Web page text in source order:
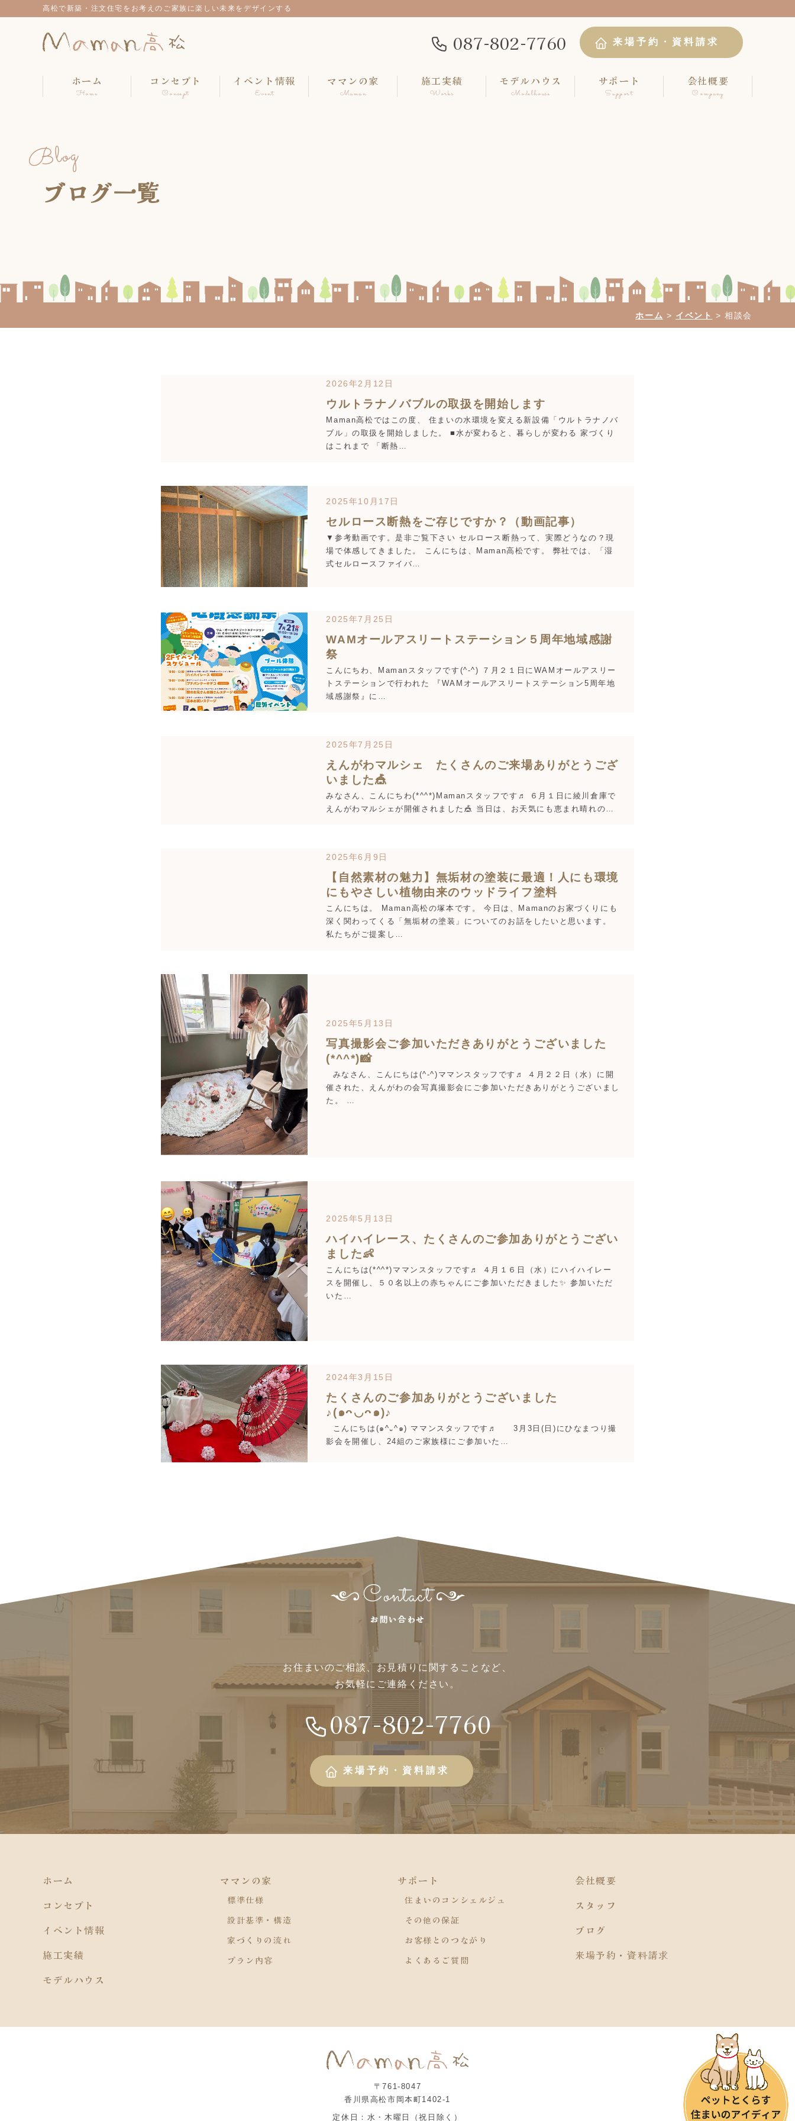
高松で新築・注文住宅をお考えのご家族に楽しい未来をデザインする
087-802-7760 来場予約・資料請求
ホーム
Home
コンセプト
Concept
イベント情報
Event
ママンの家
Maman
施工実績
Works
モデルハウス
Modelhouse
サポート
Support
会社概要
Company
ブログ一覧
Blog
ホーム > イベント >相談会
2026年2月12日
ウルトラナノバブルの取扱を開始します
Maman高松ではこの度、 住まいの水環境を変える新設備「ウルトラナノバ
ブル」の取扱を開始しました。 ■水が変わると、暮らしが変わる 家づくり
はこれまで 「断熱…
2025年10月17日
セルロース断熱をご存じですか？（動画記事）
▼参考動画です。是非ご覧下さい セルロース断熱って、実際どうなの？現
場で体感してきました。 こんにちは、Maman高松です。 弊社では、「湿
式セルロースファイバ…
2025年7月25日
WAMオールアスリートステーション５周年地域感謝
祭
こんにちわ、Mamanスタッフです(^-^) ７月２１日にWAMオールアスリー
トステーションで行われた 『WAMオールアスリートステーション5周年地
域感謝祭』に…
2025年7月25日
えんがわマルシェ たくさんのご来場ありがとうござ
いました🎪
みなさん、こんにちわ(*^^*)Mamanスタッフです♬ ６月１日に綾川倉庫で
えんがわマルシェが開催されました🎪 当日は、お天気にも恵まれ晴れの…
2025年6月9日
【自然素材の魅力】無垢材の塗装に最適！人にも環境
にもやさしい植物由来のウッドライフ塗料
こんにちは。 Maman高松の塚本です。 今日は、Mamanのお家づくりにも
深く関わってくる「無垢材の塗装」についてのお話をしたいと思います。
私たちがご提案し…
2025年5月13日
写真撮影会ご参加いただきありがとうございました
(*^^*)📸
みなさん、こんにちは(^-^)ママンスタッフです♬ ４月２２日（水）に開
催された、えんがわの会写真撮影会にご参加いただきありがとうございまし
た。 …
2025年5月13日
ハイハイレース、たくさんのご参加ありがとうござい
ました👶
こんにちは(*^^*)ママンスタッフです♬ ４月１６日（水）にハイハイレー
スを開催し、５０名以上の赤ちゃんにご参加いただきました✨ 参加いただ
いた…
2024年3月15日
たくさんのご参加ありがとうございました
♪(๑ᴖ◡ᴖ๑)♪
こんにちは(๑^᎑^๑) ママンスタッフです♬ 3月3日(日)にひなまつり撮
影会を開催し、24組のご家族様にご参加いた…
Contact
お問い合わせ
お住まいのご相談、 お見積りに関することなど、
お気軽にご連絡ください。
087-802-7760
来場予約・資料請求
ホーム
コンセプト
イベント情報
施工実績
モデルハウス
ママンの家
標準仕様
設計基準・構造
家づくりの流れ
プラン内容
サポート
住まいのコンシェルジュ
その他の保証
お客様とのつながり
よくあるご質問
会社概要
スタッフ
ブログ
来場予約・資料請求
〒761-8047
香川県高松市岡本町1402-1
定休日：水・木曜日（祝日除く）